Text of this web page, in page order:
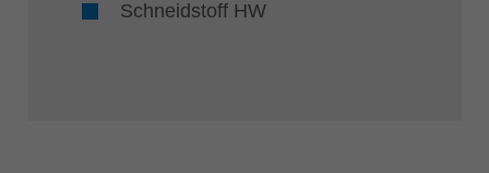
Schneidstoff HW